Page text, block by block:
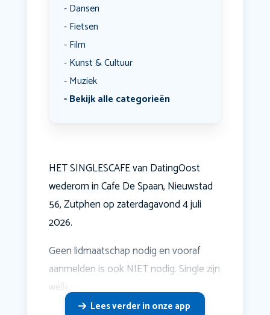
Dansen
Fietsen
Film
Kunst & Cultuur
Muziek
Bekijk alle categorieën
HET SINGLESCAFE van DatingOost
wederom in Cafe De Spaan, Nieuwstad
56, Zutphen op zaterdagavond 4 juli
2026.
Geen lidmaatschap nodig en vooraf
aanmelden is ook NIET nodig. Single zijn
wél!<
Lees verder in onze app